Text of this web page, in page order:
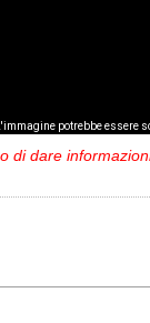
L'immagine potrebbe essere
di dare